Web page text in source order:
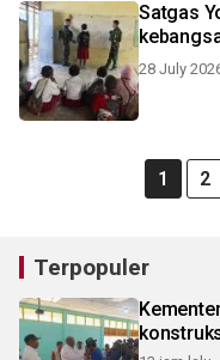
Satgas
28 July
1 2
Terpopuler